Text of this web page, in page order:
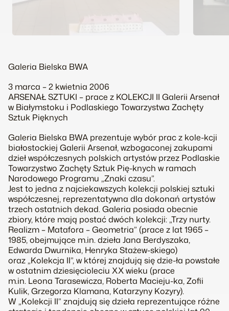
Galeria Bielska BWA
3 marca – 2 kwietnia 2006
ARSENAŁ SZTUKI – prace z KOLEKCJI II Galerii Arsenał
w Białymstoku i Podlaskiego Towarzystwa Zachęty
Sztuk Pięknych
Galeria Bielska BWA prezentuje wybór prac z kole-kcji
białostockiej Galerii Arsenał, wzbogaconej zakupami
dzieł współczesnych polskich artystów przez Podlaskie
Towarzystwo Zachęty Sztuk Pię-knych w ramach
Narodowego Programu „Znaki czasu”.
Jest to jedna z najciekawszych kolekcji polskiej sztuki
współczesnej, reprezentatywna dla dokonań artystów
trzech ostatnich dekad. Galeria posiada obecnie
zbiory, które mają postać dwóch kolekcji: „Trzy nurty.
Realizm – Matafora – Geometria” (prace z lat 1965 –
1985, obejmujące m.in. dzieła Jana Berdyszaka,
Edwarda Dwurnika, Henryka Stażew-skiego)
oraz „Kolekcja II”, w której znajdują się dzie-ła powstałe
w ostatnim dziesięcioleciu XX wieku (prace
m.in. Leona Tarasewicza, Roberta Macieju-ka, Zofii
Kulik, Grzegorza Klamana, Katarzyny Kozyry).
W „Kolekcji II” znajdują się dzieła reprezentujące różne